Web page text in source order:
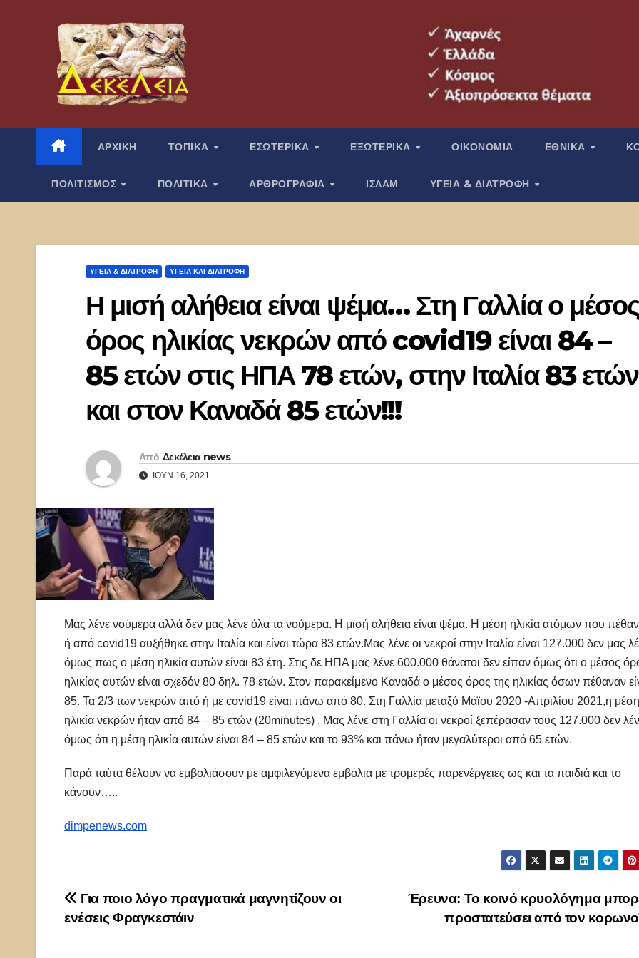
περιεχόμενο
ΑΡΧΙΚΗ ΤΟΠΙΚΑ ΕΣΩΤΕΡΙΚΑ ΕΞΩΤΕΡΙΚΑ ΟΙΚΟΝΟΜΙΑ ΕΘΝΙΚΑ
ΠΟΛΙΤΙΣΜΟΣ ΠΟΛΙΤΙΚΑ ΑΡΘΡΟΓΡΑΦΙΑ ΙΣΛΑΜ ΥΓΕΙΑ & ΔΙΑΤΡΟΦΗ
ΥΓΕΙΑ & ΔΙΑΤΡΟΦΗ ΥΓΕΊΑ ΚΑΙ ΔΙΑΤΡΟΦΉ
Η μισή αλήθεια είναι ψέμα… Στη Γαλλία ο
όρος ηλικίας νεκρών από covid19 είναι 84 –
85 ετών στις ΗΠΑ 78 ετών, στην Ιταλία 83 ετών
και στον Καναδά 85 ετών!!!
Από Δεκέλεια news
ΙΟΎΝ 16, 2021
Μας λένε νούμερα αλλά δεν μας λένε όλα τα νούμερα. Η μισή αλήθεια είναι ψέμα. Η μέση ηλικία ατόμων που
ή από covid19 αυξήθηκε στην Ιταλία και είναι τώρα 83 ετών.Μας λένε οι νεκροί στην Ιταλία είναι 127.000 δεν μας
όμως πως ο μέση ηλικία αυτών είναι 83 έτη. Στις δε ΗΠΑ μας λένε 600.000 θάνατοι δεν είπαν όμως ότι ο μέσος
ηλικίας αυτών είναι σχεδόν 80 δηλ. 78 ετών. Στον παρακείμενο Καναδά ο μέσος όρος της ηλικίας όσων πέθαναν
85. Τα 2/3 των νεκρών από ή με covid19 είναι πάνω από 80. Στη Γαλλία μεταξύ Μάϊου 2020 -Απριλίου 2021,η μέση
ηλικία νεκρών ήταν από 84 – 85 ετών (20minutes) . Μας λένε στη Γαλλία οι νεκροί ξεπέρασαν τους 127.000 δεν
όμως ότι η μέση ηλικία αυτών είναι 84 – 85 ετών και το 93% και πάνω ήταν μεγαλύτεροι από 65 ετών.
Παρά ταύτα θέλουν να εμβολιάσουν με αμφιλεγόμενα εμβόλια με τρομερές παρενέργειες ως και τα παιδιά και το
κάνουν…..
dimpenews.com
Πλοήγηση
άρθρων
Έρευνα: Το κοινό κρυολόγημα
προστατεύσει από τον
Για ποιο λόγο πραγματικά μαγνητίζουν οι
ενέσεις Φραγκεστάιν